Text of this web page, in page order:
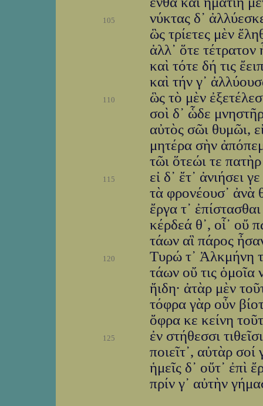
105
νύκτας δ᾽
ὣς τρίετες μὲν
ἀλλ᾽ ὅτε
καὶ τότε δή τις
καὶ τήν γ᾽
110
ὣς τὸ μὲν
σοὶ δ᾽ ὧδε
αὐτὸς σῶι θυμῶι,
μητέρα σὴν
τῶι ὅτεώι τε
115
εἰ δ᾽ ἔτ᾽ ἀνιήσει
τὰ φρονέουσ᾽ ἀνὰ
ἔργα τ᾽
κέρδεά θ᾽, οἷ᾽ οὔ
τάων αἳ πάρος
120
Τυρώ τ᾽ Ἀλκμήνη
τάων οὔ τις ὁμοῖα
ἤιδη· ἀτὰρ μὲν
τόφρα γὰρ οὖν
ὄφρα κε κείνη
125
ἐν στήθεσσι
ποιεῖτ᾽, αὐτὰρ
ἡμεῖς δ᾽ οὔτ᾽ ἐπὶ
πρίν γ᾽ αὐτὴν